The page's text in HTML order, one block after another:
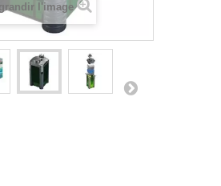
l'image